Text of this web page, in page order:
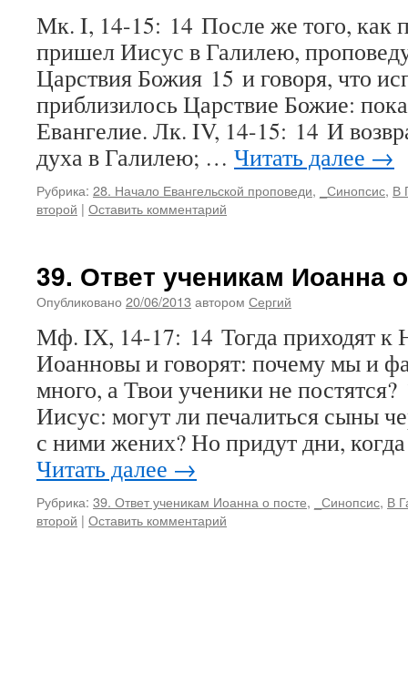
Мк. I, 14-15: 14 После же того, как
пришел Иисус в Галилею,
Царствия Божия 15 и говоря, что
приблизилось Царствие Божие:
Евангелие. Лк. IV, 14-15: 14 И
духа в Галилею; … Читать далее →
Рубрика: 28. Начало Евангельской проповеди, _Синопсис, В
второй | Оставить комментарий
39. Ответ ученикам Иоанна
Опубликовано 20/06/2013 автором Сергий
Мф. IX, 14-17: 14 Тогда приходят к
Иоанновы и говорят: почему мы и
много, а Твои ученики не
Иисус: могут ли печалиться сыны
с ними жених? Но придут дни,
Читать далее →
Рубрика: 39. Ответ ученикам Иоанна о посте, _Синопсис, В
второй | Оставить комментарий